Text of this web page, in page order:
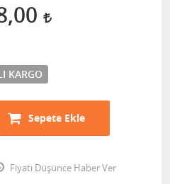
KARGO
Sepete Ekle
Fiyatı Düşünce Haber Ver